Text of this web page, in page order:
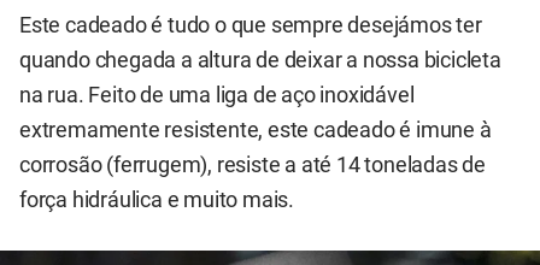
Este cadeado é tudo o que sempre desejámos ter
quando chegada a altura de deixar a nossa bicicleta
na rua. Feito de uma liga de aço inoxidável
extremamente resistente, este cadeado é imune à
corrosão (ferrugem), resiste a até 14 toneladas de
força hidráulica e muito mais.